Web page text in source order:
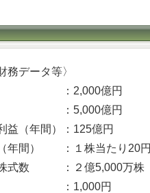
務データ等〉
：2,000億円
：5,000億円
益（年間）：125億円
年間） ：１株当たり20円
式数 ：２億5,000万株
：1,000円